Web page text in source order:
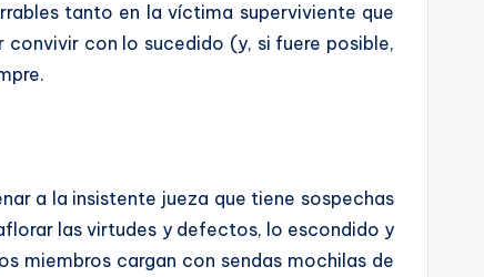
tanto en la víctima superviviente que
convivir con lo sucedido (y, si fuere posible,
a la insistente jueza que tiene sospechas
las virtudes y defectos, lo escondido y
miembros cargan con sendas mochilas de